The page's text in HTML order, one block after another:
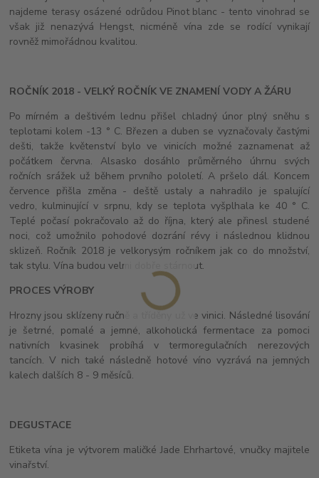
najdeme terasy osázené odrůdou Pinot blanc - tento vinohrad se
však již nenazývá Hengst, nicméně vína zde se rodící vynikají
rovněž mimořádnou kvalitou.
ROČNÍK 2018 - VELKÝ ROČNÍK VE ZNAMENÍ VODY A ŽÁRU
Po mírném a deštivém lednu přišel chladný únor plný sněhu s
teplotami kolem -13 ° C. Březen a duben se vyznačovaly častými
dešti, takže květenství bylo ve vinicích možné zaznamenat až
počátkem června. Alsasko dosáhlo průměrného úhrnu svých
ročních srážek už během prvního pololetí. A pršelo dál. Koncem
července přišla změna - deště ustaly a nahradilo je spalující
vedro, kulminující v srpnu, kdy se teplota vyšplhala ke 40 ° C.
Teplé počasí pokračovalo až do října, který ale přinesl studené
noci, což umožnilo pohodové dozrání révy i následnou klidnou
sklizeň. Ročník 2018 je velkorysým ročníkem jak co do množství,
tak stylu. Vína budou velmi dobře stárnout.
PROCES VÝROBY
Hrozny jsou sklízeny ručně a tříděny už ve vinici. Následné lisování
je šetrné, pomalé a jemné, alkoholická fermentace za pomoci
nativních kvasinek probíhá v termoregulačních nerezových
tancích. V nich také následně hotové víno vyzrává na jemných
kalech dalších 8 - 9 měsíců.
DEGUSTACE
Etiketa vína je výtvorem maličké Jade Ehrhartové, vnučky majitele
vinařství.